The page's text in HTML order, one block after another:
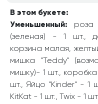
В этом букете:
Уменьшенный: роза
(зеленая) - 1 шт.,
корзина малая,
мишка "Teddy"
мишку)- 1 шт., коробка
шт., Яйцо "Kinder" - 1
KitKat - 1 шт., Twix - 1